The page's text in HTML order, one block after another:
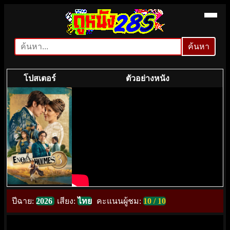
ค้นหา
ค้นหา
โปสเตอร์ ตัวอย่างหนัง
ปีฉาย: 2026 เสียง:ไทย คะแนนผู้ชม: 10 / 10